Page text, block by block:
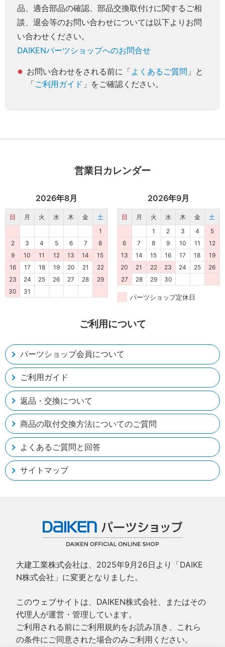
品、適合部品の確認、部品交換取付けに関するご相
談、退会等のお問い合わせについては以下よりお問
い合わせください。
DAIKENパーツショップへのお問合せ
お問い合わせをされる前に「よくあるご質問 」と
「ご利用ガイド 」をご確認ください。
ご利用について
パーツショップ会員について
ご利用ガイド
返品・交換について
商品の取付交換方法についてのご質問
よくあるご質問と回答
サイトマップ
営業日カレンダー
2026年8月
日 月 火 水 木 金
土
1
2
3 4 5 6 7
8
9
10 11 12 13 14
15
16
17 18 19 20 21
22
23
24 25 26 27 28
29
30
31
2026年9月
日 月 火 水 木 金
土
1
2 3 4
5
6
7 8 9 10 11
12
13
14 15 16 17 18
19
20
21 22 23 24 25
26
27
28 29 30
パーツショップ定休日
大建工業株式会社は、2025年9月26日より「DAIKE
N株式会社」に変更となりました。
このウェブサイトは、DAIKEN株式会社、またはその
代理人が運営・管理しています。
ご利用される前にご利用規約をお読み頂き、これら
の条件にご同意された場合のみご利用ください。